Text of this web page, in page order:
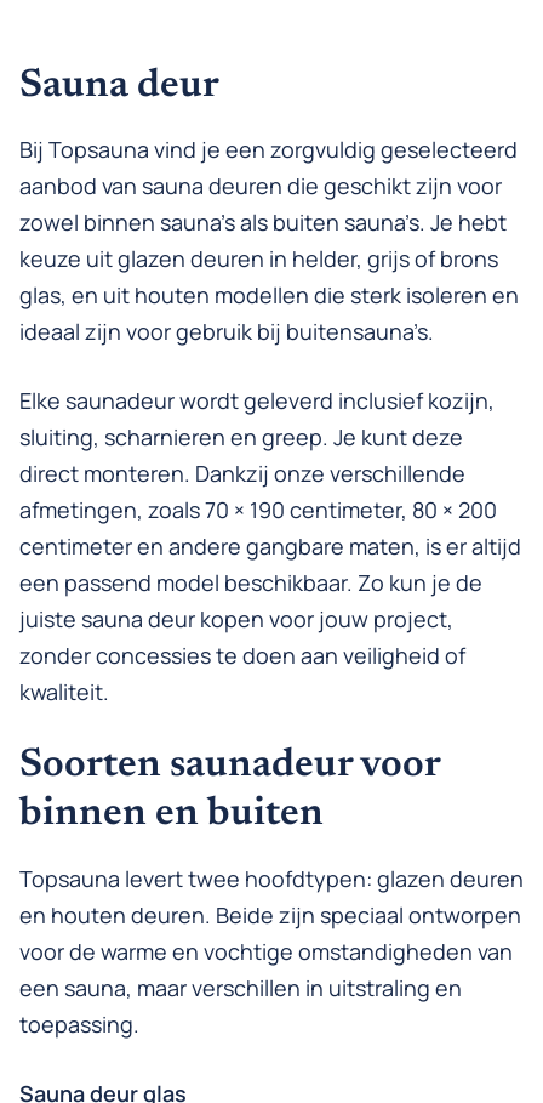
Sauna deur
Bij Topsauna vind je een zorgvuldig geselecteerd
aanbod van sauna deuren die geschikt zijn voor
zowel binnen sauna’s als buiten sauna’s. Je hebt
keuze uit glazen deuren in helder, grijs of brons
glas, en uit houten modellen die sterk isoleren en
ideaal zijn voor gebruik bij buitensauna’s.
Elke saunadeur wordt geleverd inclusief kozijn,
sluiting, scharnieren en greep. Je kunt deze
direct monteren. Dankzij onze verschillende
afmetingen, zoals 70 × 190 centimeter, 80 × 200
centimeter en andere gangbare maten, is er altijd
een passend model beschikbaar. Zo kun je de
juiste sauna deur kopen voor jouw project,
zonder concessies te doen aan veiligheid of
kwaliteit.
Soorten saunadeur voor
binnen en buiten
Topsauna levert twee hoofdtypen: glazen deuren
en houten deuren. Beide zijn speciaal ontworpen
voor de warme en vochtige omstandigheden van
een sauna, maar verschillen in uitstraling en
toepassing.
Sauna deur glas